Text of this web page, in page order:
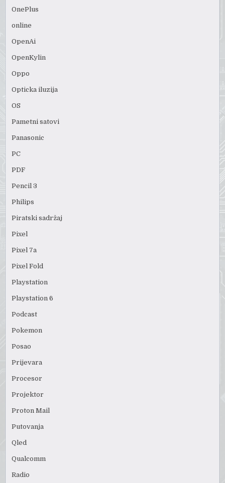
OnePlus
online
OpenAi
OpenKylin
Oppo
Opticka iluzija
OS
Pametni satovi
Panasonic
PC
PDF
Pencil 3
Philips
Piratski sadržaj
Pixel
Pixel 7a
Pixel Fold
Playstation
Playstation 6
Podcast
Pokemon
Posao
Prijevara
Procesor
Projektor
Proton Mail
Putovanja
Qled
Qualcomm
Radio